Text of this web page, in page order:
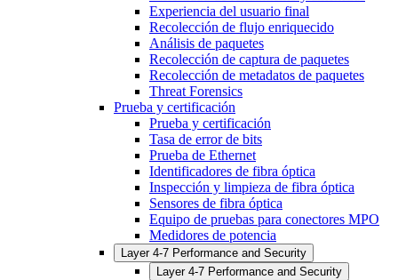
Experiencia del usuario final
Recolección de flujo enriquecido
Análisis de paquetes
Recolección de captura de paquetes
Recolección de metadatos de paquetes
Threat Forensics
Prueba y certificación
Prueba y certificación
Tasa de error de bits
Prueba de Ethernet
Identificadores de fibra óptica
Inspección y limpieza de fibra óptica
Sensores de fibra óptica
Equipo de pruebas para conectores MPO
Medidores de potencia
Layer 4-7 Performance and Security
Layer 4-7 Performance and Security